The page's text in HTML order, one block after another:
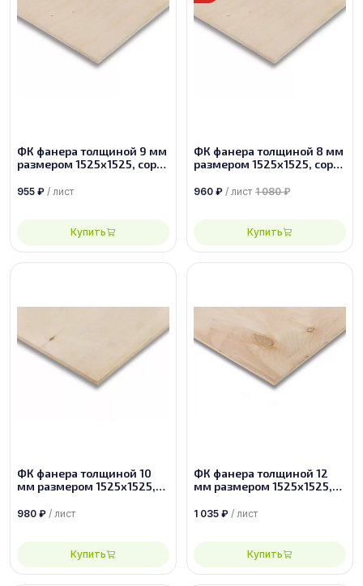
ФК фанера толщиной 9 мм
размером 1525х1525, сорт
955 ₽ / лист
Купить
ФК фанера толщиной 8 мм
размером 1525х1525, сорт
960 ₽ / лист 1 080₽
Купить
ФК фанера толщиной 10
мм размером 1525х1525,
980 ₽ / лист
Купить
ФК фанера толщиной 12
мм размером 1525х1525,
1 035 ₽ / лист
Купить